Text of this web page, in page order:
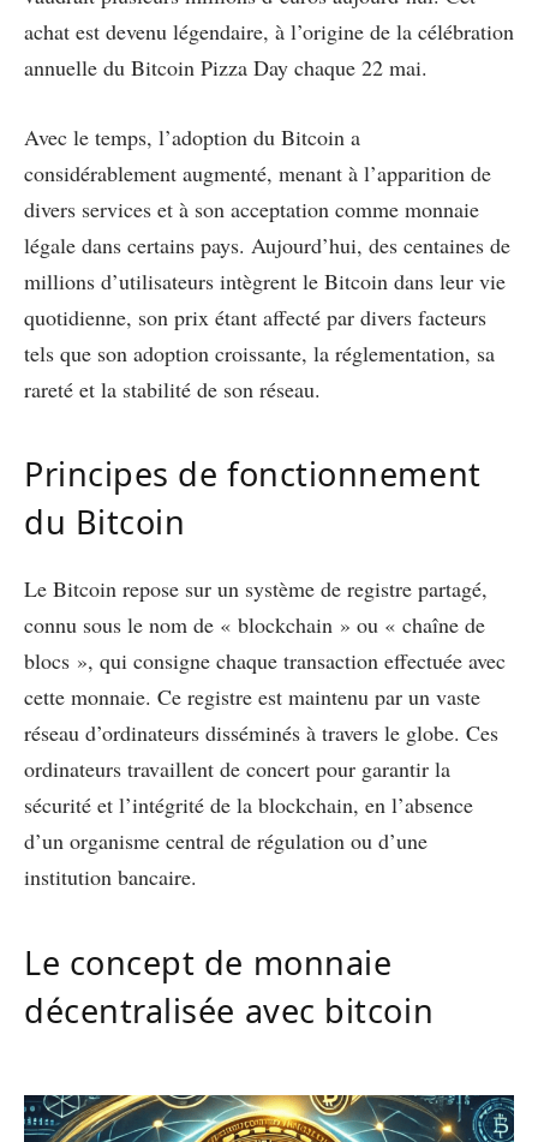
achat est devenu légendaire, à l’origine de la célébration
annuelle du Bitcoin Pizza Day chaque 22 mai.
Avec le temps, l’adoption du Bitcoin a
considérablement augmenté, menant à l’apparition de
divers services et à son acceptation comme monnaie
légale dans certains pays. Aujourd’hui, des centaines de
millions d’utilisateurs intègrent le Bitcoin dans leur vie
quotidienne, son prix étant affecté par divers facteurs
tels que son adoption croissante, la réglementation, sa
rareté et la stabilité de son réseau.
Principes de fonctionnement
du Bitcoin
Le Bitcoin repose sur un système de registre partagé,
connu sous le nom de « blockchain » ou « chaîne de
blocs », qui consigne chaque transaction effectuée avec
cette monnaie. Ce registre est maintenu par un vaste
réseau d’ordinateurs disséminés à travers le globe. Ces
ordinateurs travaillent de concert pour garantir la
sécurité et l’intégrité de la blockchain, en l’absence
d’un organisme central de régulation ou d’une
institution bancaire.
Le concept de monnaie
décentralisée avec bitcoin